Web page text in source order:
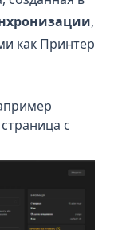
,
как Принтер
с